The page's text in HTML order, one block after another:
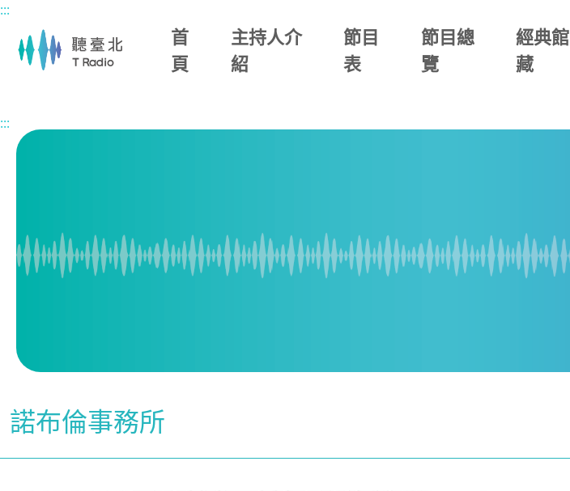
主要內容區塊
:::
首
頁
主持人介
紹
節目
表
節目總
覽
經典館
藏
:::
諾布倫事務所